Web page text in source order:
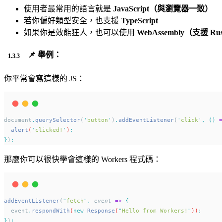
使用者最常用的語言就是 JavaScript（與瀏覽器一致）
若你偏好類型安全，也支援 TypeScript
如果你是效能狂人，也可以使用 WebAssembly（支援
📌 舉例：
你平常會寫這樣的 JS：
document . querySelector( ' button ' ) . addEventListener( ' click ' , ()
alert ( ' clicked! ' ) ;
} ) ;
那麼你可以很快學會這樣的 Workers 程式碼：
addEventListener( " fetch" , event => {
event . respondWith ( new Response ( "Hello from Workers! " )) ;
} ) ;